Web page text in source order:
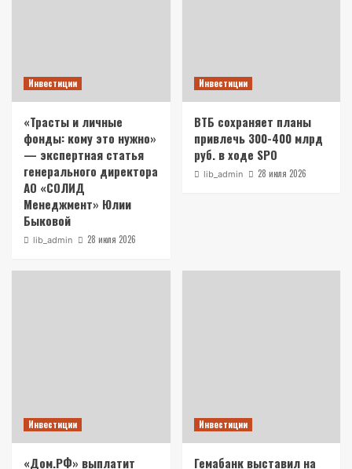
Инвестиции
«Трасты и личные
фонды: кому это нужно»
— экспертная статья
генерального директора
АО «СОЛИД
Менеджмент» Юлии
Быковой
lib_admin 28 июля 2026
Инвестиции
ВТБ сохраняет планы
привлечь 300-400 млрд
руб. в ходе SPO
lib_admin 28 июля 2026
Инвестиции
«Дом.РФ» выплатит
Инвестиции
Гемабанк выставил на